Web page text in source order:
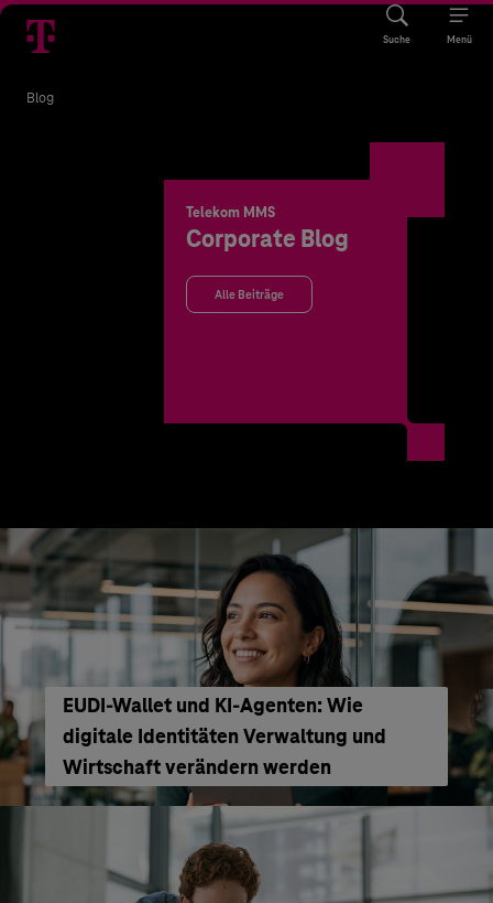
Suche Menü
Blog
Telekom MMS
Corporate Blog
Alle Beiträge
EUDI-Wallet und KI-Agenten: Wie
digitale Identitäten Verwaltung und
Wirtschaft verändern werden